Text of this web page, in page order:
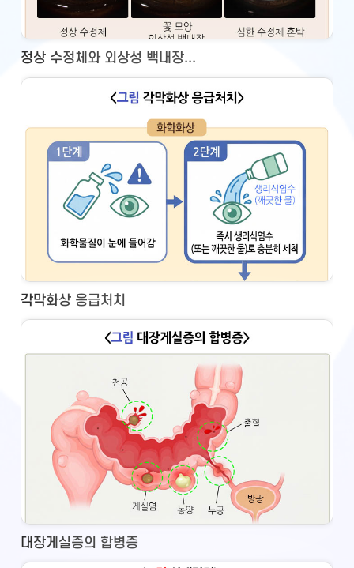
정상 수정체와 외상성 백내장...
각막화상 응급처치
대장게실증의 합병증